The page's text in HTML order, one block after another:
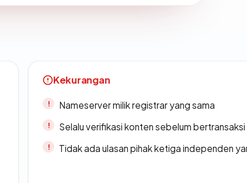
Kekurangan
Nameserver milik registrar yang sama
Selalu verifikasi konten sebelum bertransaksi
Tidak ada ulasan pihak ketiga independen